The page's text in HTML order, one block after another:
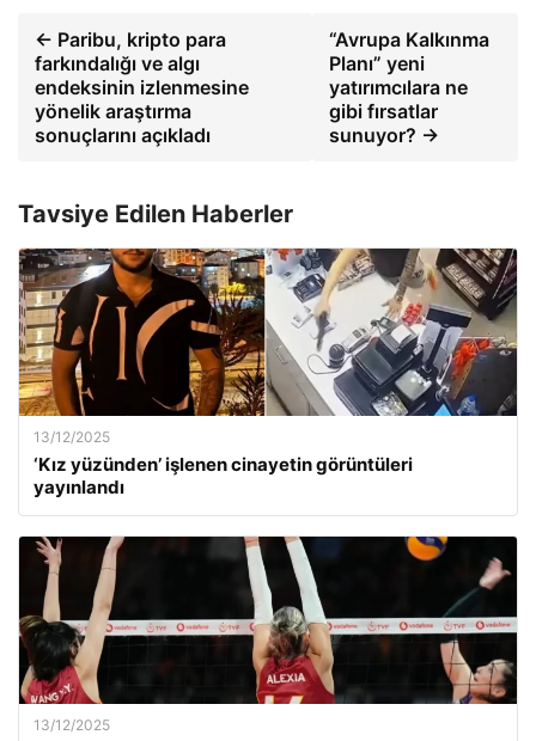
← Paribu, kripto para
farkındalığı ve algı
endeksinin izlenmesine
yönelik araştırma
sonuçlarını açıkladı
“Avrupa Kalkınma
Planı” yeni
yatırımcılara ne
gibi fırsatlar
sunuyor? →
Tavsiye Edilen Haberler
13/12/2025
‘Kız yüzünden’ işlenen cinayetin görüntüleri
yayınlandı
13/12/2025